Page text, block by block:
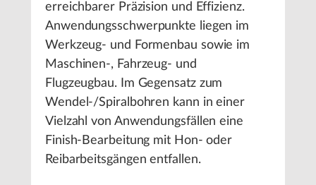
erreichbarer Präzision und Effizienz.
Anwendungsschwerpunkte liegen im
Werkzeug- und Formenbau sowie im
Maschinen-, Fahrzeug- und
Flugzeugbau. Im Gegensatz zum
Wendel-/Spiralbohren kann in einer
Vielzahl von Anwendungsfällen eine
Finish-Bearbeitung mit Hon- oder
Reibarbeitsgängen entfallen.